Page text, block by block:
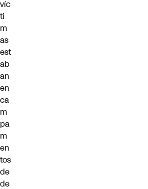
víc
ti
m
as
est
ab
an
en
ca
m
pa
m
en
tos
de
de